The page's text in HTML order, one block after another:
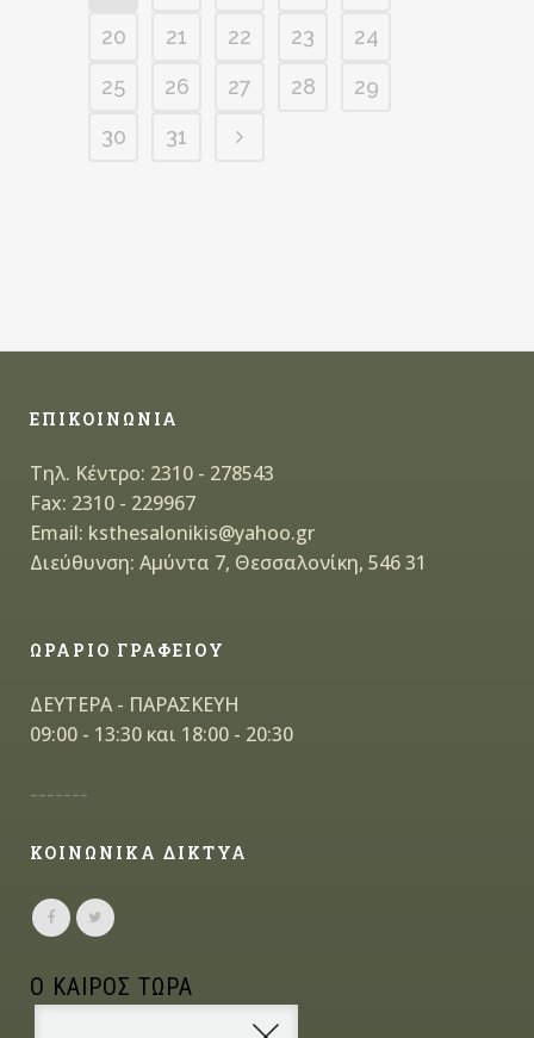
20
21 22 23
24
25
26 27 28
29
30
31
ΕΠΙΚΟΙΝΩΝΙΑ
Τηλ. Κέντρο: 2310 - 278543
Fax: 2310 - 229967
Email: ksthesalonikis@yahoo.gr
Διεύθυνση: Αμύντα 7, Θεσσαλονίκη, 546 31
ΩΡΑΡΙΟ ΓΡΑΦΕΙΟΥ
ΔΕΥΤΕΡΑ - ΠΑΡΑΣΚΕΥΗ
09:00 - 13:30 και 18:00 - 20:30
-------
ΚΟΙΝΩΝΙΚΑ ΔΙΚΤΥΑ
Ο ΚΑΙΡΟΣ ΤΩΡΑ